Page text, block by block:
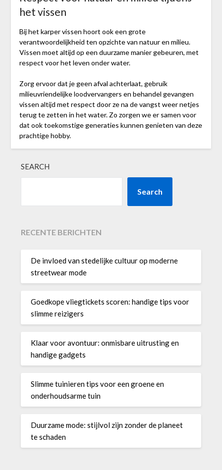
het vissen
Bij het karper vissen hoort ook een grote
verantwoordelijkheid ten opzichte van natuur en milieu.
Vissen moet altijd op een duurzame manier gebeuren, met
respect voor het leven onder water.
Zorg ervoor dat je geen afval achterlaat, gebruik
milieuvriendelijke loodvervangers en behandel gevangen
vissen altijd met respect door ze na de vangst weer netjes
terug te zetten in het water. Zo zorgen we er samen voor
dat ook toekomstige generaties kunnen genieten van deze
prachtige hobby.
SEARCH
Search
RECENTE BERICHTEN
De invloed van stedelijke cultuur op moderne
streetwear mode
Goedkope vliegtickets scoren: handige tips voor
slimme reizigers
Klaar voor avontuur: onmisbare uitrusting en
handige gadgets
Slimme tuinieren tips voor een groene en
onderhoudsarme tuin
Duurzame mode: stijlvol zijn zonder de planeet
te schaden